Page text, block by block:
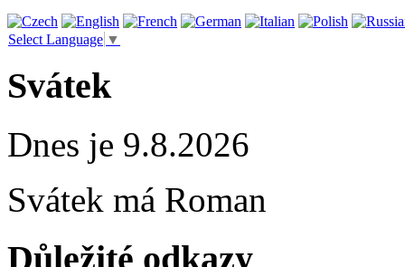
Select Language ▼
Svátek
Dnes je 9.8.2026
Svátek má Roman
Důležité odkazy